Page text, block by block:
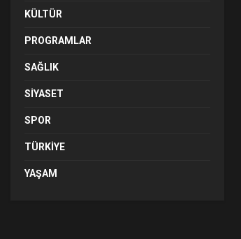
KÜLTÜR
PROGRAMLAR
SAĞLIK
SIYASET
SPOR
TÜRKIYE
YAŞAM